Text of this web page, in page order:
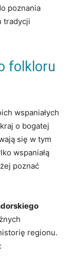
poznania
tradycji
folkloru
wspaniałych
o bogatej
się w tym
‌wspaniałą
poznać
regionu.